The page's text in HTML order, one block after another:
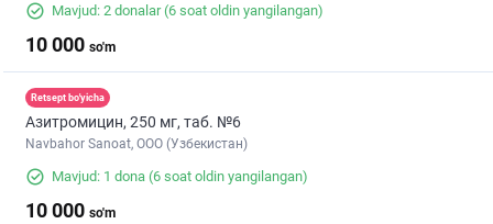
Mavjud: 2 donalar(6 soat oldin yangilangan)
10 000 so'm
Retsept bo'yicha
Азитромицин, 250 мг, таб. №6
Navbahor Sanoat, ООО (Узбекистан)
Mavjud: 1 dona (6 soat oldin yangilangan)
10 000 so'm